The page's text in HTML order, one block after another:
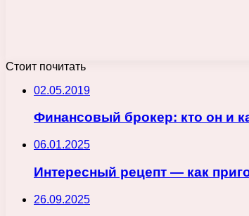
Стоит почитать
02.05.2019
Финансовый брокер: кто он и
06.01.2025
Интересный рецепт — как
26.09.2025